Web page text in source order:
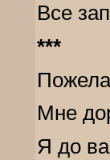
Все
***
Мне
Я до